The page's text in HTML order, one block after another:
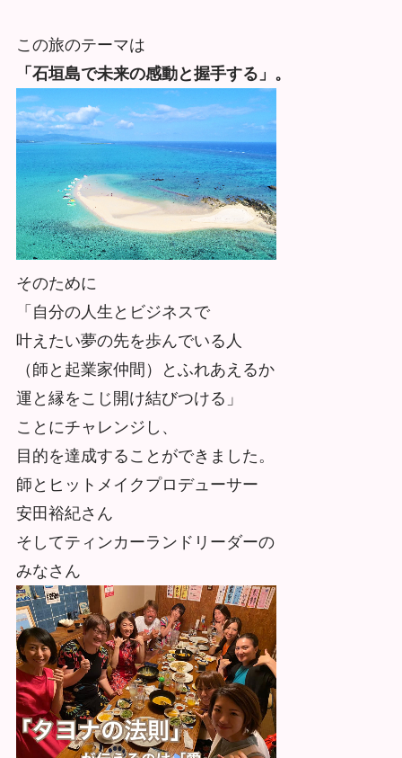
この旅のテーマは
「石垣島で未来の感動と握手する」。
そのために
「自分の人生とビジネスで
叶えたい夢の先を歩んでいる人
（師と起業家仲間）とふれあえるか
運と縁をこじ開け結びつける」
ことにチャレンジし、
目的を達成することができました。
師とヒットメイクプロデューサー
安田裕紀さん
そしてティンカーランドリーダーの
みなさん